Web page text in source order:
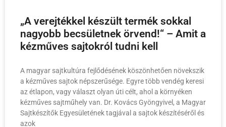
„A verejtékkel készült termék sokkal
nagyobb becsületnek örvend!“ – Amit a
kézműves sajtokról tudni kell
A magyar sajtkultúra fejlődésének köszönhetően növekszik
a kézműves sajtok népszerűsége. Egyre több vendég keresi
az étlapon, vagy választ olyan úti célt, ahol a környéken
kézműves sajtműhely van. Dr. Kovács Gyöngyivel, a Magyar
Sajtkészítők Egyesületének tagjával a sajtok készítéséről és
azok